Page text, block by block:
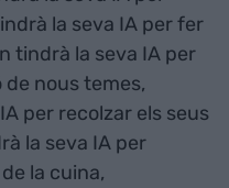
la seva IA per fer
tindrà la seva IA per
nous temes,
per recolzar els seus
la seva IA per
la cuina,